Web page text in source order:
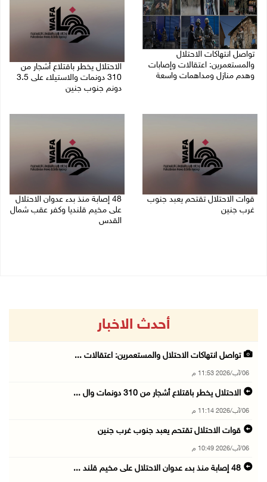
تواصل انتهاكات الاحتلال
والمستعمرين: اعتقالات وإصابات
وهدم منازل ومداهمات واسعة
الاحتلال يخطر باقتلاع أشجار من
310 دونمات والاستيلاء على 3.5
دونم جنوب جنين
قوات الاحتلال تقتحم يعبد جنوب
غرب جنين
48 إصابة منذ بدء عدوان الاحتلال
على مخيم قلنديا وكفر عقب شمال
القدس
أحدث الاخبار
تواصل انتهاكات الاحتلال والمستعمرين: اعتقالات ...
06/آب/2026 11:53 م
الاحتلال يخطر باقتلاع أشجار من 310 دونمات وال ...
06/آب/2026 11:14 م
قوات الاحتلال تقتحم يعبد جنوب غرب جنين
06/آب/2026 10:49 م
48 إصابة منذ بدء عدوان الاحتلال على مخيم قلند ...